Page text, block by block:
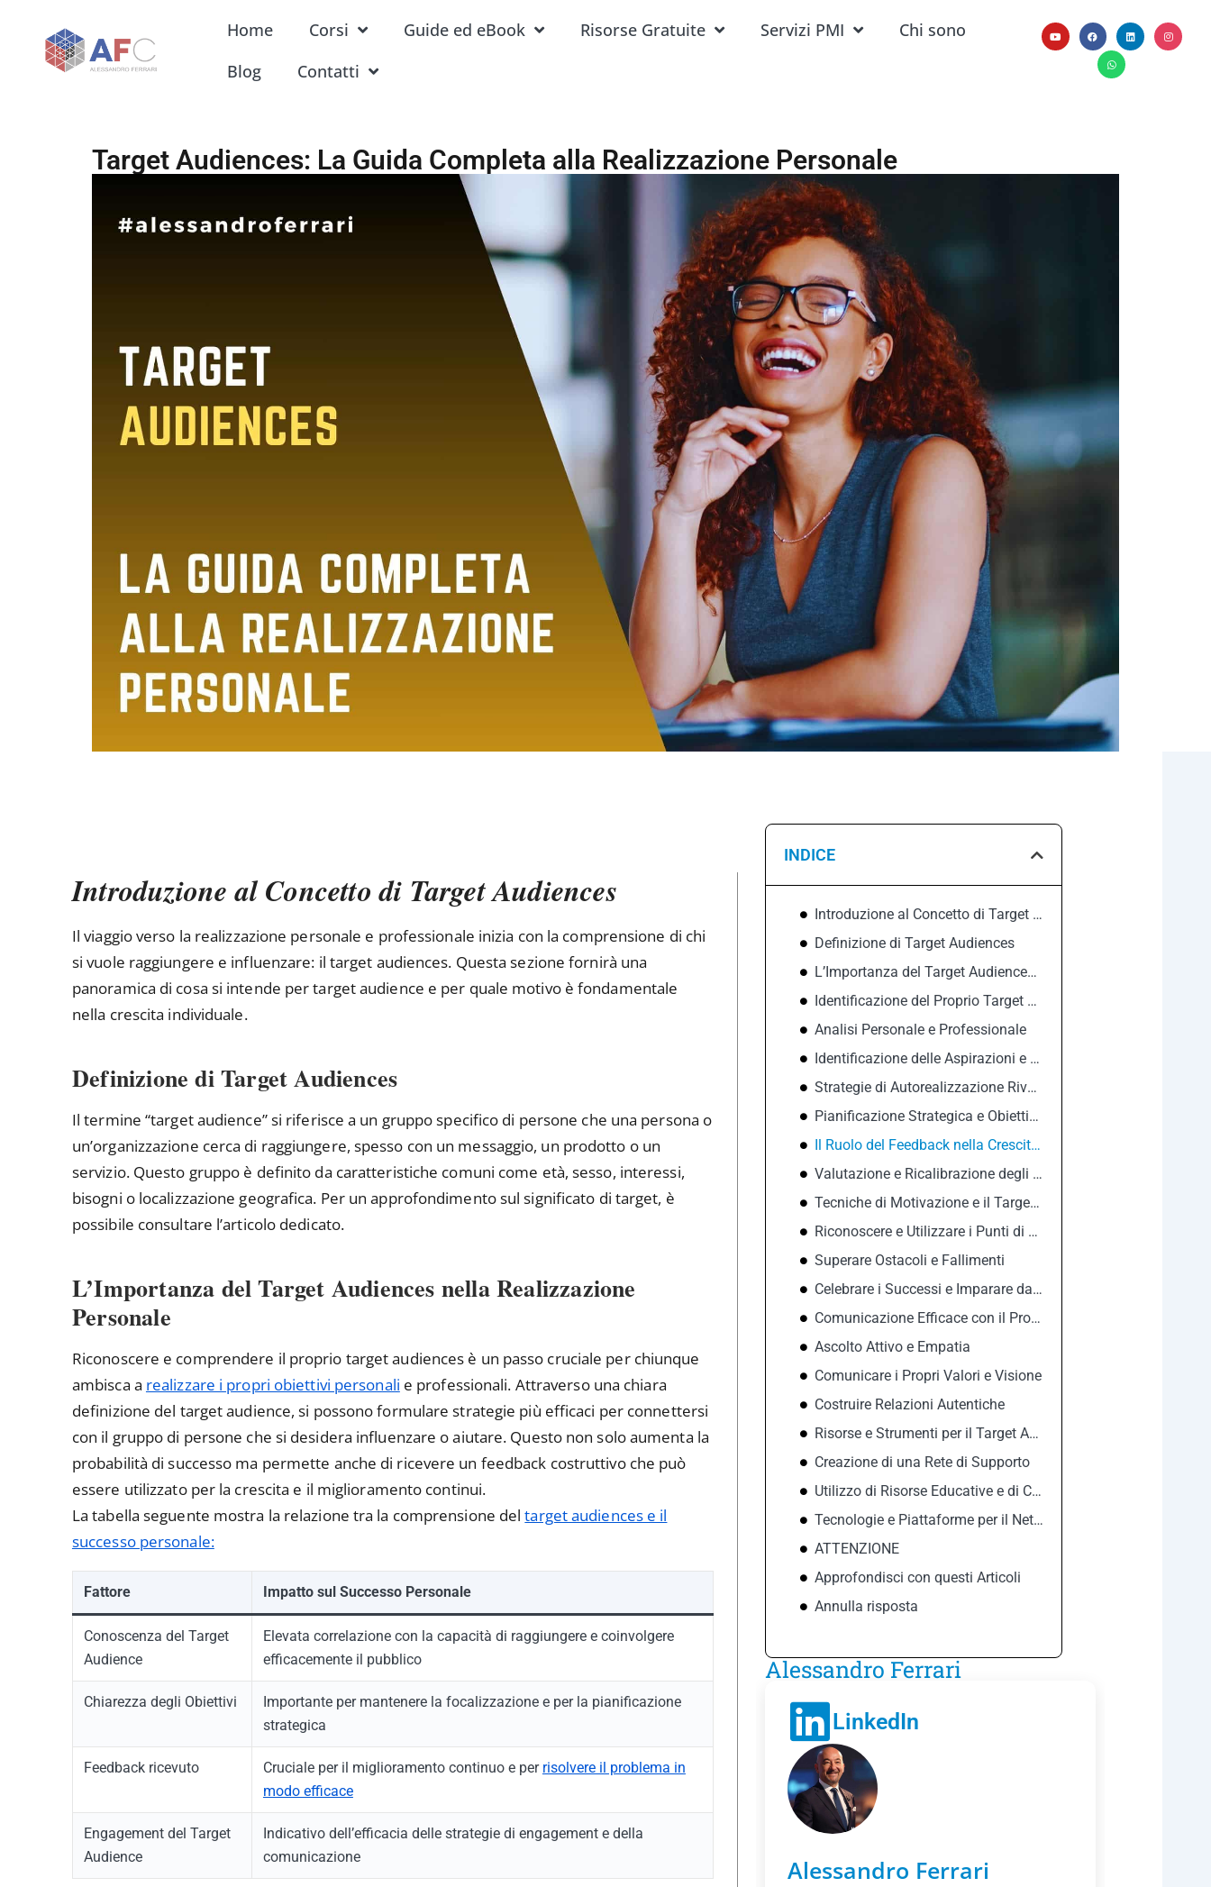
Home Corsi Guide ed eBook Risorse Gratuite Servizi PMI
Chi sono
Blog
Contatti
Target Audiences: La Guida Completa alla Realizzazione Personale
Introduzione al Concetto di Target Audiences
Il viaggio verso la realizzazione personale e professionale inizia con la comprensione di chi
si vuole raggiungere e influenzare: il target audiences. Questa sezione fornirà una
panoramica di cosa si intende per target audience e per quale motivo è fondamentale
nella crescita individuale.
Definizione di Target Audiences
Il termine “target audience” si riferisce a un gruppo specifico di persone che una persona o
un’organizzazione cerca di raggiungere, spesso con un messaggio, un prodotto o un
servizio. Questo gruppo è definito da caratteristiche comuni come età, sesso, interessi,
bisogni o localizzazione geografica. Per un approfondimento sul significato di target, è
possibile consultare l’articolo dedicato.
L’Importanza del Target Audiences nella Realizzazione
Personale
Riconoscere e comprendere il proprio target audiences è un passo cruciale per chiunque
ambisca a realizzare i propri obiettivi personali e professionali. Attraverso una chiara
definizione del target audience, si possono formulare strategie più efficaci per connettersi
con il gruppo di persone che si desidera influenzare o aiutare. Questo non solo aumenta la
probabilità di successo ma permette anche di ricevere un feedback costruttivo che può
essere utilizzato per la crescita e il miglioramento continui.
La tabella seguente mostra la relazione tra la comprensione deltarget audiences e il
successo personale:
Fattore Impatto sul Successo Personale
Conoscenza del Target
Audience
Elevata correlazione con la capacità di raggiungere e coinvolgere
efficacemente il pubblico
Chiarezza degli Obiettivi
Importante per mantenere la focalizzazione e per la pianificazione
strategica
Feedback ricevuto Cruciale per il miglioramento continuo e per risolvere il problema in
modo efficace
Engagement del Target
Audience
Indicativo dell’efficacia delle strategie di engagement e della
comunicazione
INDICE
Introduzione al Concetto di Target Audiences
Definizione di Target Audiences
L’Importanza del Target Audiences nella Realizzazione Personale
Identificazione del Proprio Target Audiences
Analisi Personale e Professionale
Identificazione delle Aspirazioni e Obiettivi
Strategie di Autorealizzazione Rivolte al Target Audiences
Pianificazione Strategica e Obiettivi Specifici
Il Ruolo del Feedback nella Crescita Personale
Valutazione e Ricalibrazione degli Obiettivi
Tecniche di Motivazione e il Target Audiences
Riconoscere e Utilizzare i Punti di Forza
Superare Ostacoli e Fallimenti
Celebrare i Successi e Imparare dai Feedback
Comunicazione Efficace con il Proprio Target Audiences
Ascolto Attivo e Empatia
Comunicare i Propri Valori e Visione
Costruire Relazioni Autentiche
Risorse e Strumenti per il Target Audiences
Creazione di una Rete di Supporto
Utilizzo di Risorse Educative e di Crescita
Tecnologie e Piattaforme per il Networking
ATTENZIONE
Approfondisci con questi Articoli
Annulla risposta
Alessandro Ferrari
LinkedIn
Alessandro Ferrari